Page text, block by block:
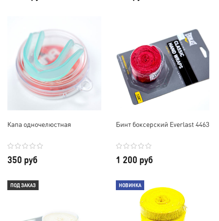
Капа одночелюстная
350 руб
Бинт боксерский Everlast 4463
1 200 руб
ПОД ЗАКАЗ НОВИНКА